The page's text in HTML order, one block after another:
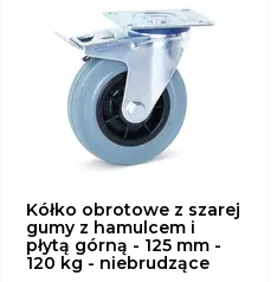
Kółko obrotowe z szarej
gumy z hamulcem i
płytą górną - 125 mm -
120 kg - niebrudzące